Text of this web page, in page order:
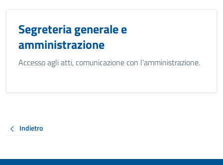
Segreteria generale e
amministrazione
Accesso agli atti, comunicazione con l'amministrazione.
Indietro